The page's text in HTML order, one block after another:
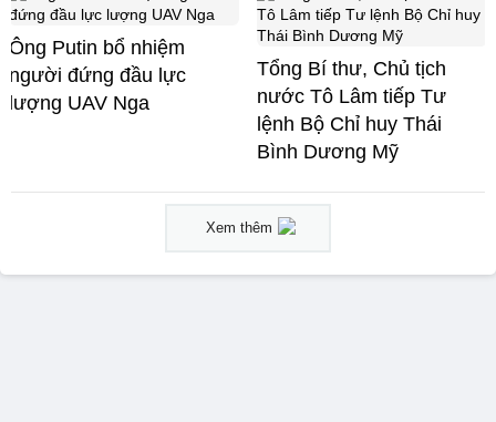
Ông Putin bổ nhiệm
người đứng đầu lực
lượng UAV Nga
Tổng Bí thư, Chủ tịch
nước Tô Lâm tiếp Tư
lệnh Bộ Chỉ huy Thái
Bình Dương Mỹ
Xem thêm